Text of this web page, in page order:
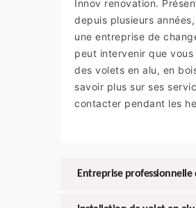
Innov renovation.
depuis plusieurs
une entreprise de
peut intervenir que
des volets en alu, en
savoir plus sur ses
contacter pendant les
Entreprise